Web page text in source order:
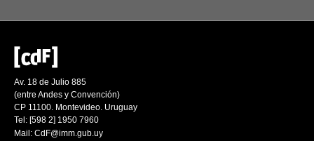
Av. 18 de Julio 885
(entre Andes y Convención)
CP 11100. Montevideo. Uruguay
Tel: [598 2] 1950 7960
Mail: CdF@imm.gub.uy